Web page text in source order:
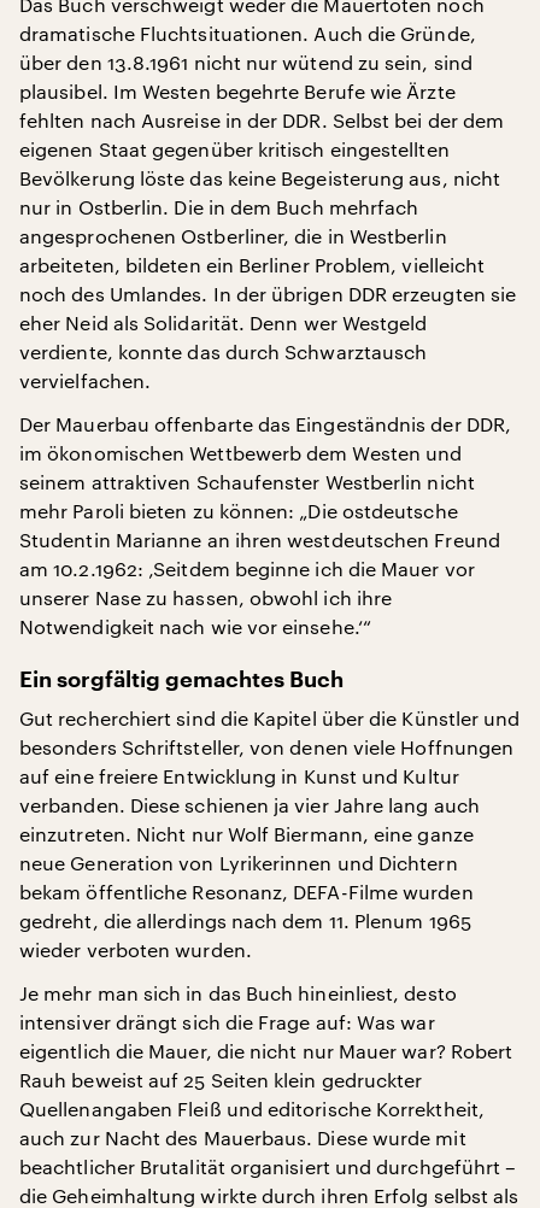
dramatische Fluchtsituationen. Auch die Gründe,
über den 13.8.1961 nicht nur wütend zu sein, sind
plausibel. Im Westen begehrte Berufe wie Ärzte
fehlten nach Ausreise in der DDR. Selbst bei der dem
eigenen Staat gegenüber kritisch eingestellten
Bevölkerung löste das keine Begeisterung aus, nicht
nur in Ostberlin. Die in dem Buch mehrfach
angesprochenen Ostberliner, die in Westberlin
arbeiteten, bildeten ein Berliner Problem, vielleicht
noch des Umlandes. In der übrigen DDR erzeugten sie
eher Neid als Solidarität. Denn wer Westgeld
verdiente, konnte das durch Schwarztausch
vervielfachen.
Der Mauerbau offenbarte das Eingeständnis der DDR,
im ökonomischen Wettbewerb dem Westen und
seinem attraktiven Schaufenster Westberlin nicht
mehr Paroli bieten zu können: „Die ostdeutsche
Studentin Marianne an ihren westdeutschen Freund
am 10.2.1962: ‚Seitdem beginne ich die Mauer vor
unserer Nase zu hassen, obwohl ich ihre
Notwendigkeit nach wie vor einsehe.‘“
Ein sorgfältig gemachtes Buch
Gut recherchiert sind die Kapitel über die Künstler und
besonders Schriftsteller, von denen viele Hoffnungen
auf eine freiere Entwicklung in Kunst und Kultur
verbanden. Diese schienen ja vier Jahre lang auch
einzutreten. Nicht nur Wolf Biermann, eine ganze
neue Generation von Lyrikerinnen und Dichtern
bekam öffentliche Resonanz, DEFA-Filme wurden
gedreht, die allerdings nach dem 11. Plenum 1965
wieder verboten wurden.
Je mehr man sich in das Buch hineinliest, desto
intensiver drängt sich die Frage auf: Was war
eigentlich die Mauer, die nicht nur Mauer war? Robert
Rauh beweist auf 25 Seiten klein gedruckter
Quellenangaben Fleiß und editorische Korrektheit,
auch zur Nacht des Mauerbaus. Diese wurde mit
beachtlicher Brutalität organisiert und durchgeführt –
die Geheimhaltung wirkte durch ihren Erfolg selbst als